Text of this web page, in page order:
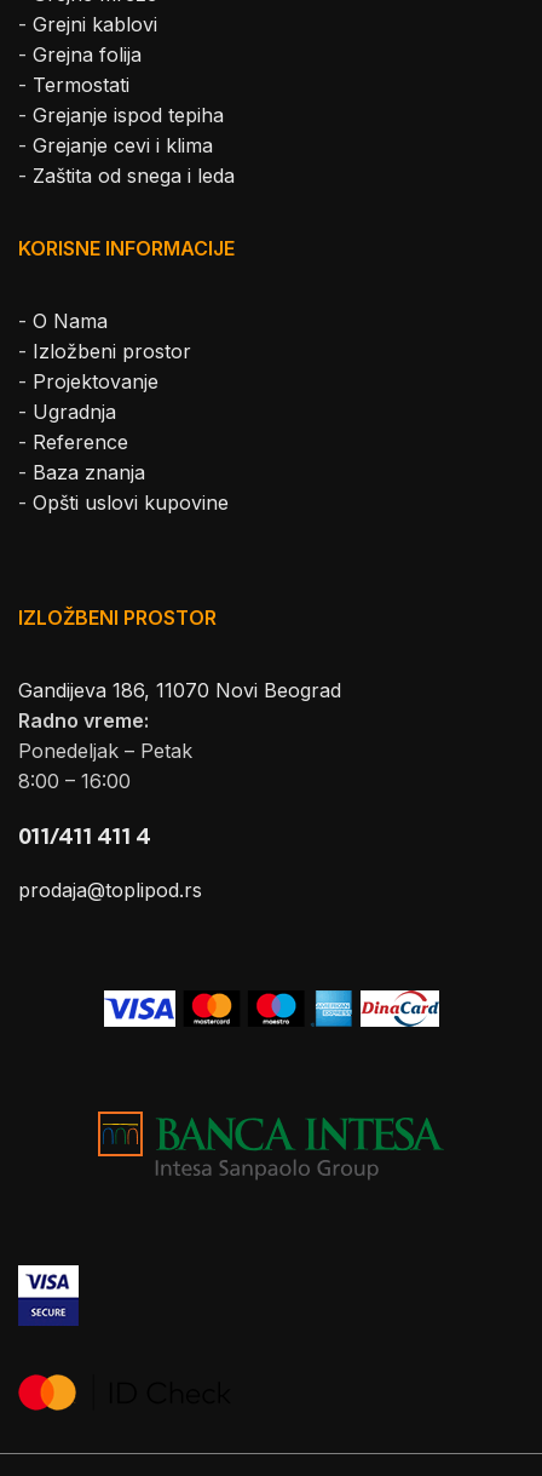
- Grejni kablovi
- Grejna folija
- Termostati
- Grejanje ispod tepiha
- Grejanje cevi i klima
- Zaštita od snega i leda
KORISNE INFORMACIJE
- O Nama
- Izložbeni prostor
- Projektovanje
- Ugradnja
- Reference
- Baza znanja
- Opšti uslovi kupovine
IZLOŽBENI PROSTOR
Gandijeva 186, 11070 Novi Beograd
Radno vreme:
Ponedeljak – Petak
8:00 – 16:00
011/411 411 4
prodaja@toplipod.rs